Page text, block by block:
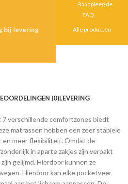
bij levering
Raadpleeg de
FAQ
Alle producten
(0)LEVERING
7 verschillende comfortzones biedt
matrassen hebben een zeer stabiele
en meer flexibiliteit. Omdat de
in aparte zakjes zijn verpakt
gelijmd. Hierdoor kunnen ze
Hierdoor kan elke pocketveer